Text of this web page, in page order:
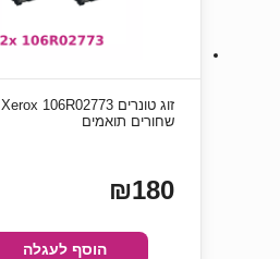
זוג טונרים Xerox 106R02773
שחורים תואמים
₪180
הוסף לעגלה